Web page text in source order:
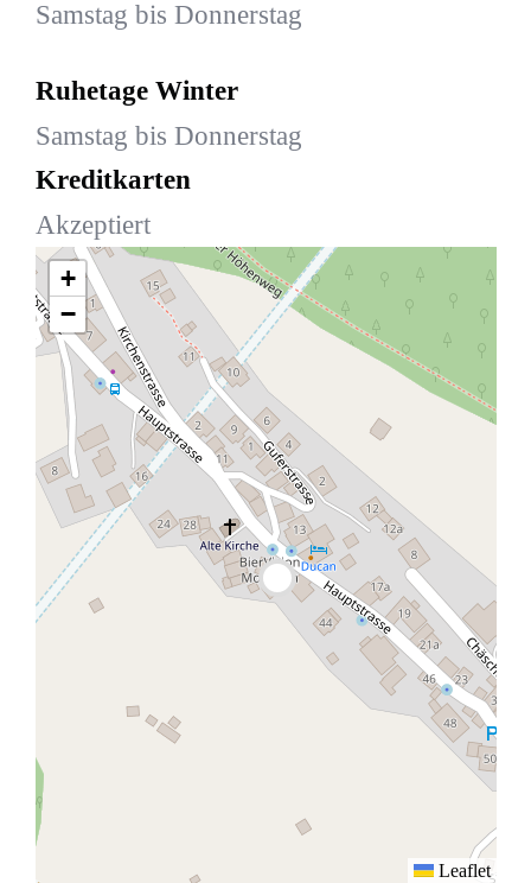
Samstag bis Donnerstag
Ruhetage Winter
Samstag bis Donnerstag
Kreditkarten
Akzeptiert
+
−
Leaflet